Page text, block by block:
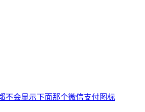
不会显示下面那个微信支付图标